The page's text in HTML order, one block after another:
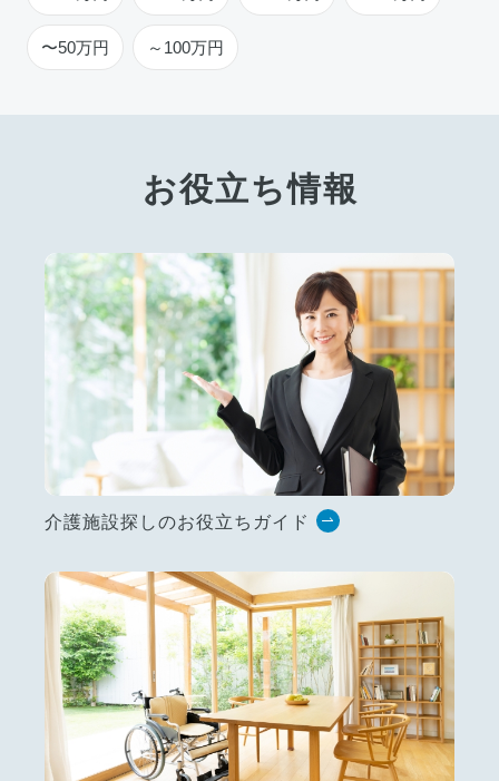
〜50万円 ～100万円
お役立ち情報
介護施設探しのお役立ちガイド